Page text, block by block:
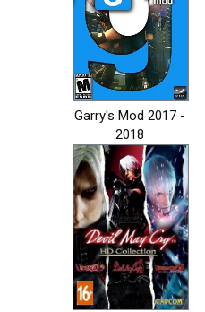
Garry's Mod 2017 -
2018